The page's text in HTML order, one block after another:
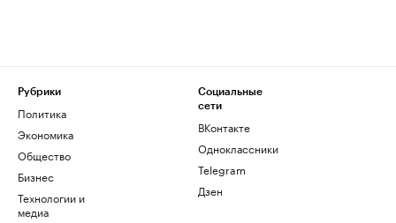
Рубрики
Политика
Экономика
Общество
Бизнес
Технологии и
медиа
Социальные
сети
ВКонтакте
Одноклассники
Telegram
Дзен